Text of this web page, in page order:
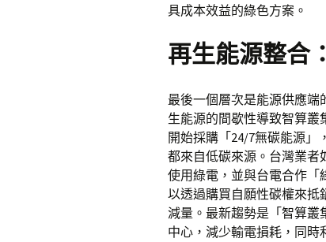
具成本效益的綠色方案。
再生能源整合
最後一個層次是能源供應
生能源的間歇性導致智算叢
開始採購「24/7無碳能源」
都來自低碳來源。台灣業者
使用綠電，並與台電合作「
以透過購買自願性碳權來抵
減量。最新趨勢是「智算叢
中心，減少輸電損耗，同時